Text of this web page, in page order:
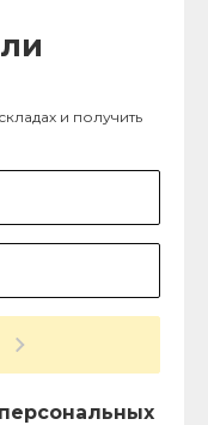
и получить
персональных